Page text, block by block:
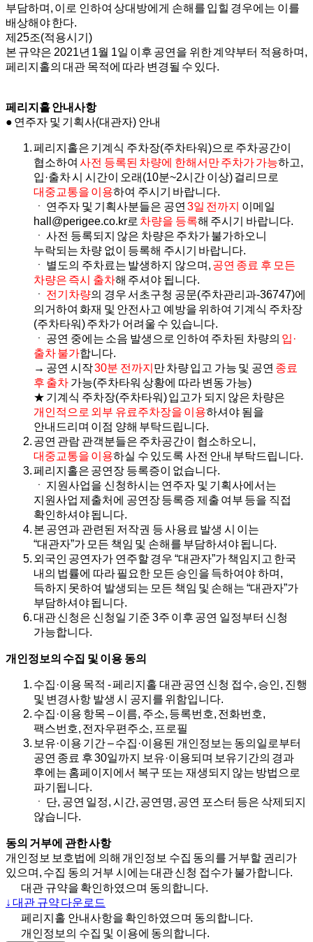
부담하며, 이로 인하여 상대방에게 손해를 입힐 경우에는 이를
배상해야 한다.
제25조(적용시기)
본 규약은 2021년 1월 1일 이후 공연을 위한 계약부터 적용하며,
페리지홀의 대관 목적에 따라 변경될 수 있다.
페리지홀 안내사항
● 연주자 및 기획사(대관자) 안내
페리지홀은 기계식 주차장(주차타워)으로 주차공간이
협소하여사전 등록된 차량에 한해서만 주차가 가능하고,
입·출차 시 시간이 오래(10분~2시간 이상) 걸리므로
대중교통을 이용하여 주시기 바랍니다.
ㆍ 연주자 및 기획사분들은 공연 3일 전까지 이메일
hall@perigee.co.kr로 차량을 등록해 주시기 바랍니다.
ㆍ 사전 등록되지 않은 차량은 주차가 불가하오니
누락되는 차량 없이 등록해 주시기 바랍니다.
ㆍ 별도의 주차료는 발생하지 않으며, 공연 종료 후 모든
차량은 즉시 출차해 주셔야 됩니다.
ㆍ 전기차량의 경우 서초구청 공문(주차관리과-36747)에
의거하여 화재 및 안전사고 예방을 위하여 기계식 주차장
(주차타워) 주차가 어려울 수 있습니다.
ㆍ 공연 중에는 소음 발생으로 인하여 주차된 차량의 입·
출차 불가합니다.
→ 공연 시작30분 전까지 만 차량 입고 가능 및 공연 종료
후 출차 가능(주차타워 상황에 따라 변동 가능)
★ 기계식 주차장(주차타워) 입고가 되지 않은 차량은
개인적으로 외부 유료주차장을 이용하셔야 됨을
안내드리며 이점 양해 부탁드립니다.
공연 관람 관객분들은 주차공간이 협소하오니,
대중교통을 이용하실 수 있도록 사전 안내 부탁드립니다.
페리지홀은 공연장 등록증이 없습니다.
ㆍ 지원사업을 신청하시는 연주자 및 기획사에서는
지원사업 제출처에 공연장 등록증 제출 여부 등을 직접
확인하셔야 됩니다.
본 공연과 관련된 저작권 등 사용료 발생 시 이는
“대관자”가 모든 책임 및 손해를 부담하셔야 됩니다.
외국인 공연자가 연주할 경우 “대관자”가 책임지고 한국
내의 법률에 따라 필요한 모든 승인을 득하여야 하며,
득하지 못하여 발생되는 모든 책임 및 손해는 “대관자”가
부담하셔야 됩니다.
대관 신청은 신청일 기준 3주 이후 공연 일정부터 신청
가능합니다.
개인정보의 수집 및 이용 동의
수집·이용 목적 - 페리지홀 대관 공연 신청 접수, 승인, 진행
및 변경사항 발생 시 공지를 위함입니다.
수집·이용 항목 – 이름, 주소, 등록번호, 전화번호,
팩스번호, 전자우편주소, 프로필
보유·이용 기간 – 수집·이용된 개인정보는 동의일로부터
공연 종료 후 30일까지 보유·이용되며 보유기간의 경과
후에는 홈페이지에서 복구 또는 재생되지 않는 방법으로
파기됩니다.
ㆍ 단, 공연 일정, 시간, 공연명, 공연 포스터 등은 삭제되지
않습니다.
동의 거부에 관한 사항
개인정보 보호법에 의해 개인정보 수집 동의를 거부할 권리가
있으며, 수집 동의 거부 시에는 대관 신청 접수가 불가합니다.
대관 규약을 확인하였으며 동의합니다.
↓ 대관 규약 다운로드
페리지홀 안내사항을 확인하였으며 동의합니다.
개인정보의 수집 및 이용에 동의합니다.